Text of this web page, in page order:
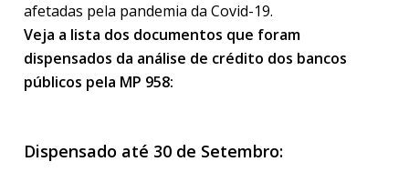
afetadas pela pandemia da Covid-19.
Veja a lista dos documentos que foram
dispensados da análise de crédito dos bancos
públicos pela MP 958:
Dispensado até 30 de Setembro: